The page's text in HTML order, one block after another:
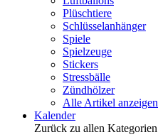
Plüschtiere
Schlüsselanhänger
Spiele
Spielzeuge
Stickers
Stressbälle
Zündhölzer
Alle Artikel anzeigen
Kalender
Zurück zu allen Kategorien